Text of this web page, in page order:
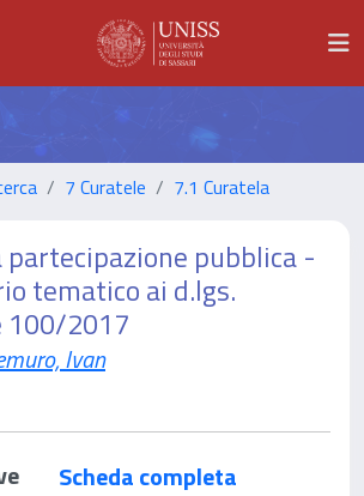
7 Curatele 7.1 Curatela
partecipazione pubblica -
tematico ai d.lgs.
100/2017
Ivan
Scheda completa